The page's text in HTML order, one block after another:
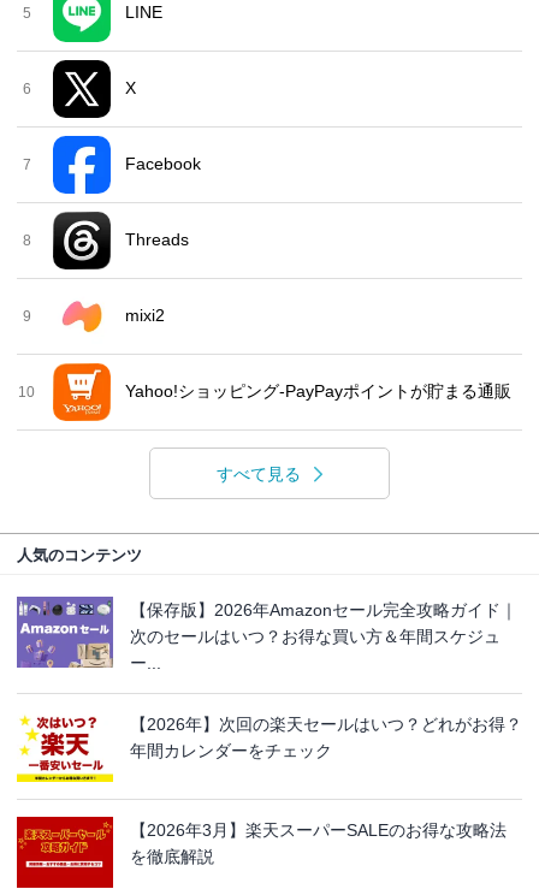
5 LINE
6 X
7 Facebook
8 Threads
9 mixi2
10 Yahoo!ショッピング-PayPayポイントが貯まる通販
すべて見る
人気のコンテンツ
【保存版】2026年Amazonセール完全攻略ガイド｜
次のセールはいつ？お得な買い方＆年間スケジュ
ー...
【2026年】次回の楽天セールはいつ？どれがお得？
年間カレンダーをチェック
【2026年3月】楽天スーパーSALEのお得な攻略法
を徹底解説